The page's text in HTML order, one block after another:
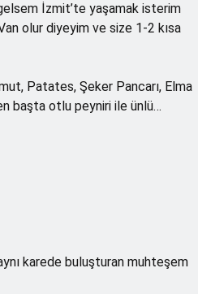
İzmit’te yaşamak isterim
olur diyeyim ve size 1-2 kısa
Patates, Şeker Pancarı, Elma
başta otlu peyniri ile ünlü…
karede buluşturan muhteşem